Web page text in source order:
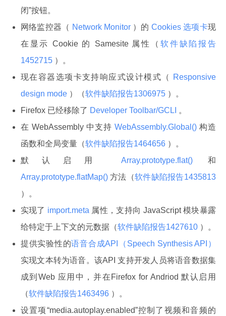
闭”按钮。
网络监控器（ Network Monitor ）的 Cookies 选项卡现
在显示 Cookie 的 Samesite 属性（ 软件缺陷报告
1452715 ）。
现在容器选项卡支持响应式设计模式（
Responsive
design mode ）（软件缺陷报告1306975 ）。
Firefox 已经移除了 Developer Toolbar/GCLI
。
在 WebAssembly 中支持 WebAssembly.Global() 构造
函数和全局变量（软件缺陷报告1464656 ）。
默认启用
Array.prototype.flat()和
Array.prototype.flatMap()方法（软件缺陷报告1435813
）。
实现了 import.meta 属性，支持向 JavaScript 模块暴露
给特定于上下文的元数据（软件缺陷报告1427610 ）。
提供实验性的语音合成API（Speech Synthesis API）
实现文本转为语音。该API 支持开发人员将语音数据集
成到Web 应用中，并在Firefox for Andriod 默认启用
（软件缺陷报告1463496 ）。
设置项“media.autoplay.enabled”控制了视频和音频的